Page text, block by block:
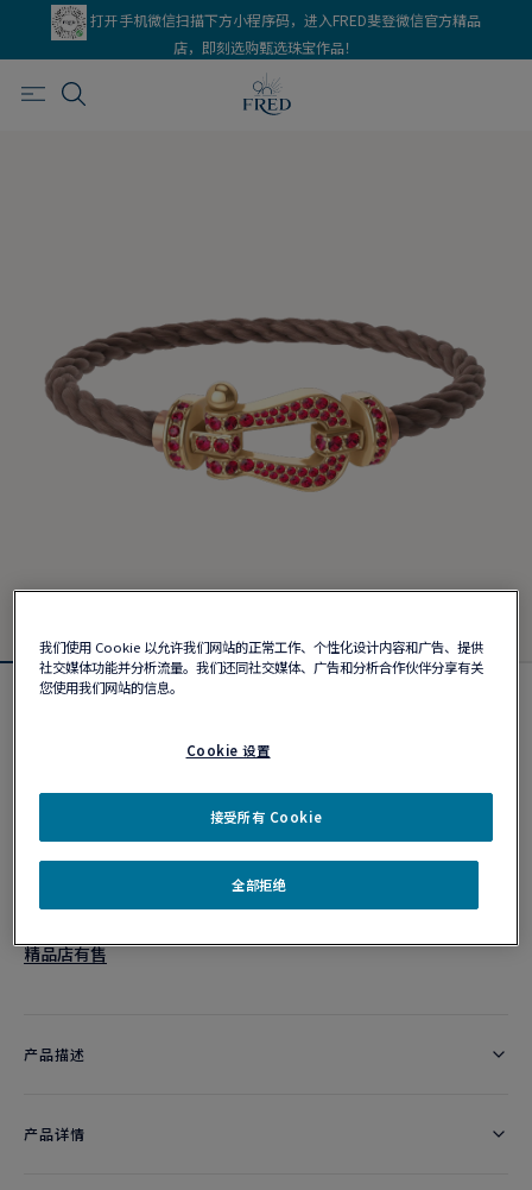
打开手机微信扫描下方小程序码，进入FRED斐登微信官方精品
店，即刻选购甄选珠宝作品！
个性化定制
作品编号
精品店有售
产品描述
产品详情
我们使用 Cookie 以允许我们网站的正常工作、个性化设计内容和广告、提供
社交媒体功能并分析流量。我们还同社交媒体、广告和分析合作伙伴分享有关
您使用我们网站的信息。
Cookie 设置
全部拒绝
接受所有 Cookie